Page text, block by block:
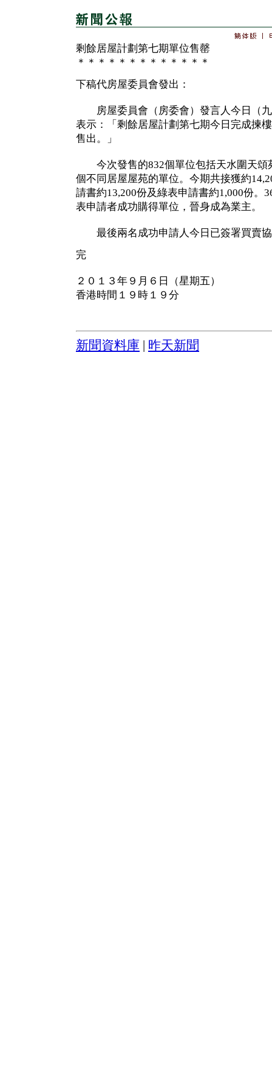
剩餘居屋計劃第七期單位售罄
＊＊＊＊＊＊＊＊＊＊＊＊＊
下稿代房屋委員會發出：
房屋委員會（房委會）發言人今日（九
表示：「剩餘居屋計劃第七期今日完成揀
售出。」
今次發售的832個單位包括天水圍天頌
個不同居屋屋苑的單位。今期共接獲約
請書約13,200份及綠表申請書約1,000份。
表申請者成功購得單位，晉身成為業主。
最後兩名成功申請人今日已簽署買賣
完
２０１３年９月６日（星期五）
香港時間１９時１９分
新聞資料庫 昨天新聞